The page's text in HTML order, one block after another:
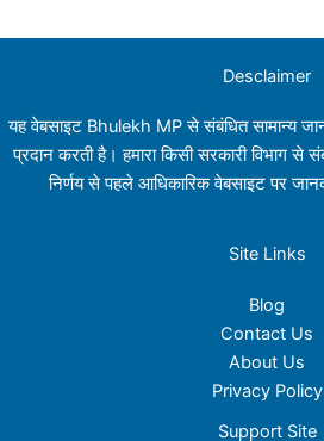
Desclaimer
यह वेबसाइट Bhulekh MP से संबंधित सामान्य
प्रदान करती है। हमारा किसी सरकारी विभाग से
निर्णय से पहले आधिकारिक वेबसाइट पर
Site Links
Blog
Contact Us
About Us
Privacy Policy
Support Site